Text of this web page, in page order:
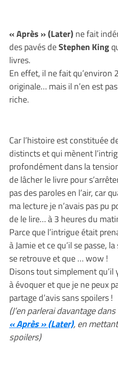
« Après » (Later) ne fait
des pavés deStephen King
livres.
En effet, il ne fait qu’environ
originale… mais il n’en est
riche.
Car l’histoire est constituée
distincts et qui mènent
profondément dans la
de lâcher le livre pour
pas des paroles en l’air, car
ma lecture je n’avais pas pu
de le lire… à 3 heures du
Parce que l’intrigue était
à Jamie et ce qu’il se passe,
se retrouve et que … wow !
Disons tout simplement qu’il
à évoquer et que je ne peux
partage d’avis sans spoilers !
(J’en parlerai davantage
« Après » (Later), en
spoilers)